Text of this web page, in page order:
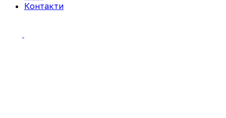
Контакти